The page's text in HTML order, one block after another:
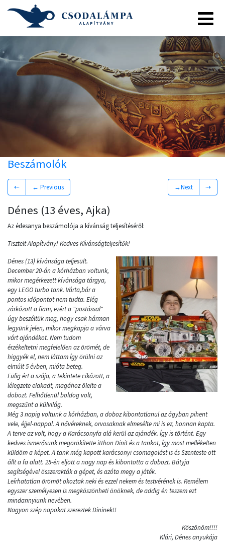
Beszámolók
⇠ ← Previous →Next ⇢
Dénes (13 éves, Ajka)
Az édesanya beszámolója a kívánság teljesítéséről:
Tisztelt Alapítvány! Kedves Kívánságteljesítők!
Dénes (13) kívánsága teljesült.
December 20-án a kórházban voltunk,
mikor megérkezett kívánsága tárgya,
egy LEGO turbo tank. Várta,bár a
pontos időpontot nem tudta. Elég
zárkózott a fiam, ezért a "postással"
úgy beszéltük meg, hogy csak hárman
legyünk jelen, mikor megkapja a várva
várt ajándékot. Nem tudom
érzékeltetni megfelelően az örömét, de
higgyék el, nem láttam így örülni az
elmúlt 5 évben, mióta beteg.
Fülig ért a szája, a tekintete cikázott, a
lélegzete elakadt, magához ölelte a
dobozt. Felhőtlenül boldog volt,
megszűnt a külvilág.
Még 3 napig voltunk a kórházban, a doboz kibontatlanul az ágyban pihent
vele, éjjel-nappal. A nővéreknek, orvosaknak elmesélte mi is ez, honnan kapta.
A terve az volt, hogy a Karácsonyfa alá kerül az ajándék. Így is történt. Egy
kedves ismerősünk megörökítette itthon Dinit és a tankot, így most mellékelten
küldöm a képet. A tank még kapott karácsonyi csomagolást is és Szenteste ott
állt a fa alatt. 25-én eljött a nagy nap és kibontotta a dobozt. Bátyja
segítségével összerakták a gépet, és azóta megy a játék.
Leírhatatlan örömöt okoztak neki és ezzel nekem és testvérének is. Remélem
egyszer személyesen is megköszönheti önöknek, de addig én teszem ezt
mindannyiunk nevében.
Nagyon szép napokat szereztek Dininek!!
Köszönöm!!!!
Klári, Dénes anyukája